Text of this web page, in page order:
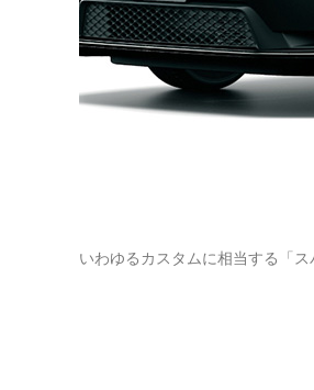
いわゆるカスタムに相当する「